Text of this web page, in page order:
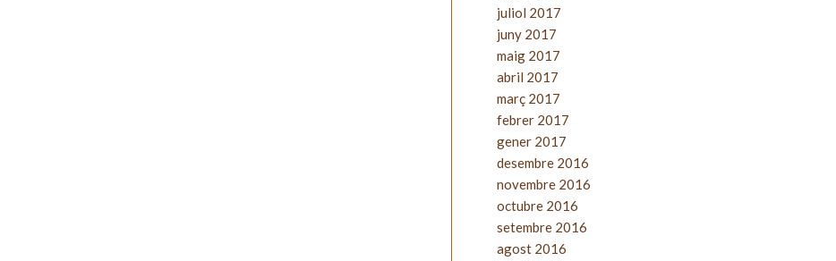
juliol 2017
juny 2017
maig 2017
abril 2017
març 2017
febrer 2017
gener 2017
desembre 2016
novembre 2016
octubre 2016
setembre 2016
agost 2016